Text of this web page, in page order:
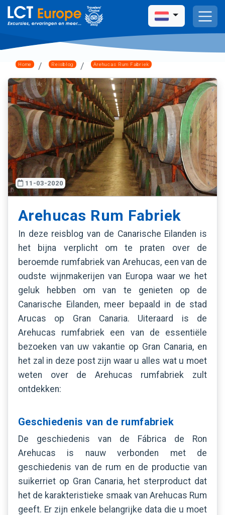
Home Reisblog Arehucas Rum Fabriek
11-03-2020
Arehucas Rum Fabriek
In deze reisblog van de Canarische Eilanden is
het bijna verplicht om te praten over de
beroemde rumfabriek van Arehucas, een van de
oudste wijnmakerijen van Europa waar we het
geluk hebben om van te genieten op de
Canarische Eilanden, meer bepaald in de stad
Arucas op Gran Canaria. Uiteraard is de
Arehucas rumfabriek een van de essentiële
bezoeken van uw vakantie op Gran Canaria, en
het zal in deze post zijn waar u alles wat u moet
weten over de Arehucas rumfabriek zult
ontdekken:
Geschiedenis van de rumfabriek
De geschiedenis van de Fábrica de Ron
Arehucas is nauw verbonden met de
geschiedenis van de rum en de productie van
suikerriet op Gran Canaria, het sterproduct dat
het de karakteristieke smaak van Arehucas Rum
geeft. Er zijn enkele belangrijke data die u moet